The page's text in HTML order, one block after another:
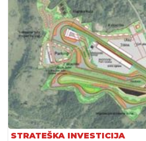
STRATEŠKA INVESTICIJA